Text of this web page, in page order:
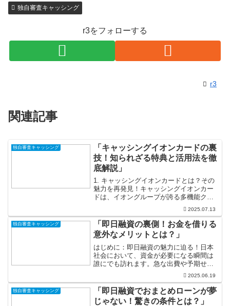
独自審査キャッシング
r3をフォローする
r3
関連記事
独自審査キャッシング
「キャッシングイオンカードの裏
技！知られざる特典と活用法を徹
底解説」
1. キャッシングイオンカードとは？その
魅力を再発見！キャッシングイオンカー
ドは、イオングループが誇る多機能クレ
ジットカードで、日常生活の頼もしい味
方です。急に現金が必要になった時で
も、このカードを使えばスムーズにキャ
ッシングが可能。手間の...
2025.07.13
独自審査キャッシング
「即日融資の裏側！お金を借りる
意外なメリットとは？」
はじめに：即日融資の魅力に迫る！日本
社会において、資金が必要になる瞬間は
誰にでも訪れます。急な出費や予期せぬ
トラブルに直面したとき、即日融資はま
るで救いの手のように私たちの前に現れ
ます。しかし、即日融資の裏側には、借
りることによる意外なメリ...
2025.06.19
独自審査キャッシング
「即日融資でおまとめローンが夢
じゃない！驚きの条件とは？」